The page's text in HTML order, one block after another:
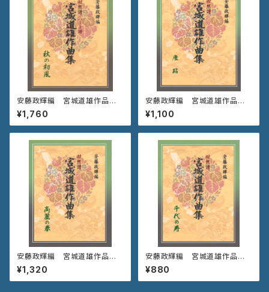
安藤政輝編 宮城道雄作品集
《秋の初風》
¥1,760
安藤政輝編 宮城道雄作品集
《唐 砧》
¥1,100
安藤政輝編 宮城道雄作品集
《高麗の春》
¥1,320
安藤政輝編 宮城道雄作品集
《千代の寿》
¥880